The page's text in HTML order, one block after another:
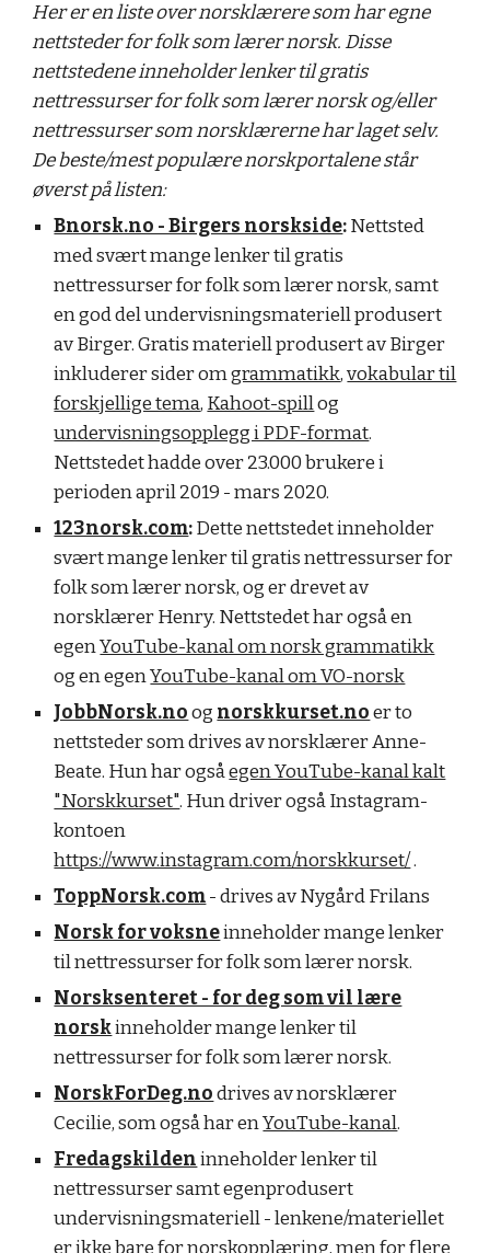
Her er en liste over norsklærere som har egne
nettsteder for folk som lærer norsk. Disse
nettstedene inneholder lenker til gratis
nettressurser for folk som lærer norsk og/eller
nettressurser som norsklærerne har laget selv.
De beste/mest populære norskportalene står
øverst på listen:
Bnorsk.no - Birgers norskside:Nettsted
med svært mange lenker til gratis
nettressurser for folk som lærer norsk, samt
en god del undervisningsmateriell produsert
av Birger. Gratis materiell produsert av Birger
inkluderer sider omgrammatikk,vokabular til
forskjellige tema, Kahoot-spillog
undervisningsopplegg i PDF-format.
Nettstedet hadde over 23.000 brukere i
perioden april 2019 - mars 2020.
123norsk.com:Dette nettstedet inneholder
svært mange lenker til gratis nettressurser for
folk som lærer norsk, og er drevet av
norsklærer Henry. Nettstedet har også en
egenYouTube-kanal om norsk grammatikk
og en egenYouTube-kanal om VO-norsk
JobbNorsk.no og norskkurset.no er to
nettsteder som drives av norsklærer Anne-
Beate. Hun har ogsåegen YouTube-kanal kalt
"Norskkurset". Hun driver også Instagram-
kontoen
https://www.instagram.com/norskkurset/.
ToppNorsk.com- drives av Nygård Frilans
Norsk for voksneinneholder mange lenker
til nettressurser for folk som lærer norsk.
Norsksenteret - for deg som vil lære
norskinneholder mange lenker til
nettressurser for folk som lærer norsk.
NorskForDeg.nodrives av norsklærer
Cecilie, som også har enYouTube-kanal.
Fredagskildeninneholder lenker til
nettressurser samt egenprodusert
undervisningsmateriell - lenkene/materiellet
er ikke bare for norskopplæring, men for flere